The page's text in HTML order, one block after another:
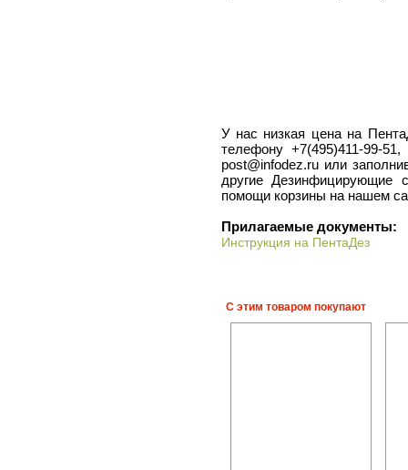
У нас низкая цена на
телефону +7(495)411-99-
post@infodez.ru или
другие Дезинфицирующие
помощи корзины на нашем
Прилагаемые документы:
Инструкция на ПентаДез
С этим товаром покупают